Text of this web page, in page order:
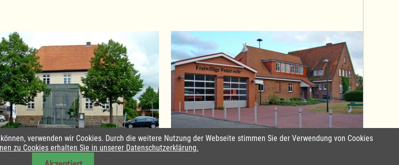
Lauenburgische Seen Standort Sterley
verwenden wir Cookies. Durch die weitere Nutzung der Webseite stimmen Sie der Verwendung von Cookies
zu Cookies erhalten Sie in unserer Datenschutzerklärung.